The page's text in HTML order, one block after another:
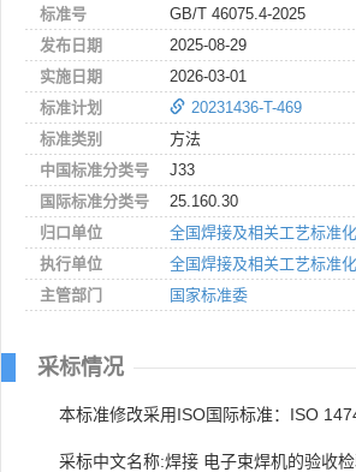
标准号
GB/T 46075.4-2025
发布日期
2025-08-29
实施日期
2026-03-01
标准计划
20231436-T-469
标准类别
方法
中国标准分类号
J33
国际标准分类号
25.160.30
归口单位
全国焊接及相关工艺标准
执行单位
全国焊接及相关工艺标准
主管部门
国家标准委
采标情况
本标准修改采用ISO国际标准：ISO
采标中文名称:焊接 电子束焊机的验收